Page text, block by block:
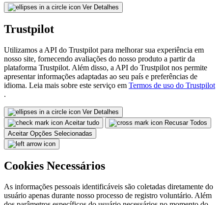
Ver Detalhes
Trustpilot
Utilizamos a API do Trustpilot para melhorar sua experiência em
nosso site, fornecendo avaliações do nosso produto a partir da
plataforma Trustpilot. Além disso, a API do Trustpilot nos permite
apresentar informações adaptadas ao seu país e preferências de
idioma. Leia mais sobre este serviço em Termos de uso do Trustpilot
.
Ver Detalhes
Aceitar tudo
Recusar Todos
Aceitar Opções Selecionadas
Cookies Necessários
As informações pessoais identificáveis são coletadas diretamente do
usuário apenas durante nosso processo de registro voluntário. Além